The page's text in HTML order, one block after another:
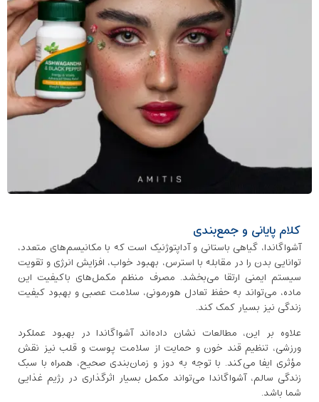
کلام پایانی و جمع‌بندی
آشواگاندا، گیاهی باستانی و آداپتوژنیک است که با مکانیسم‌های متعدد،
توانایی بدن را در مقابله با استرس، بهبود خواب، افزایش انرژی و تقویت
سیستم ایمنی ارتقا می‌بخشد. مصرف منظم مکمل‌های باکیفیت این
ماده، می‌تواند به حفظ تعادل هورمونی، سلامت عصبی و بهبود کیفیت
زندگی نیز بسیار کمک کند.
علاوه بر این، مطالعات نشان داده‌اند آشواگاندا در بهبود عملکرد
ورزشی، تنظیم قند خون و حمایت از سلامت پوست و قلب نیز نقش
مؤثری ایفا می‌کند. با توجه به دوز و زمان‌بندی صحیح، همراه با سبک
زندگی سالم، آشواگاندا می‌تواند مکمل بسیار اثرگذاری در رژیم غذایی
شما باشد.